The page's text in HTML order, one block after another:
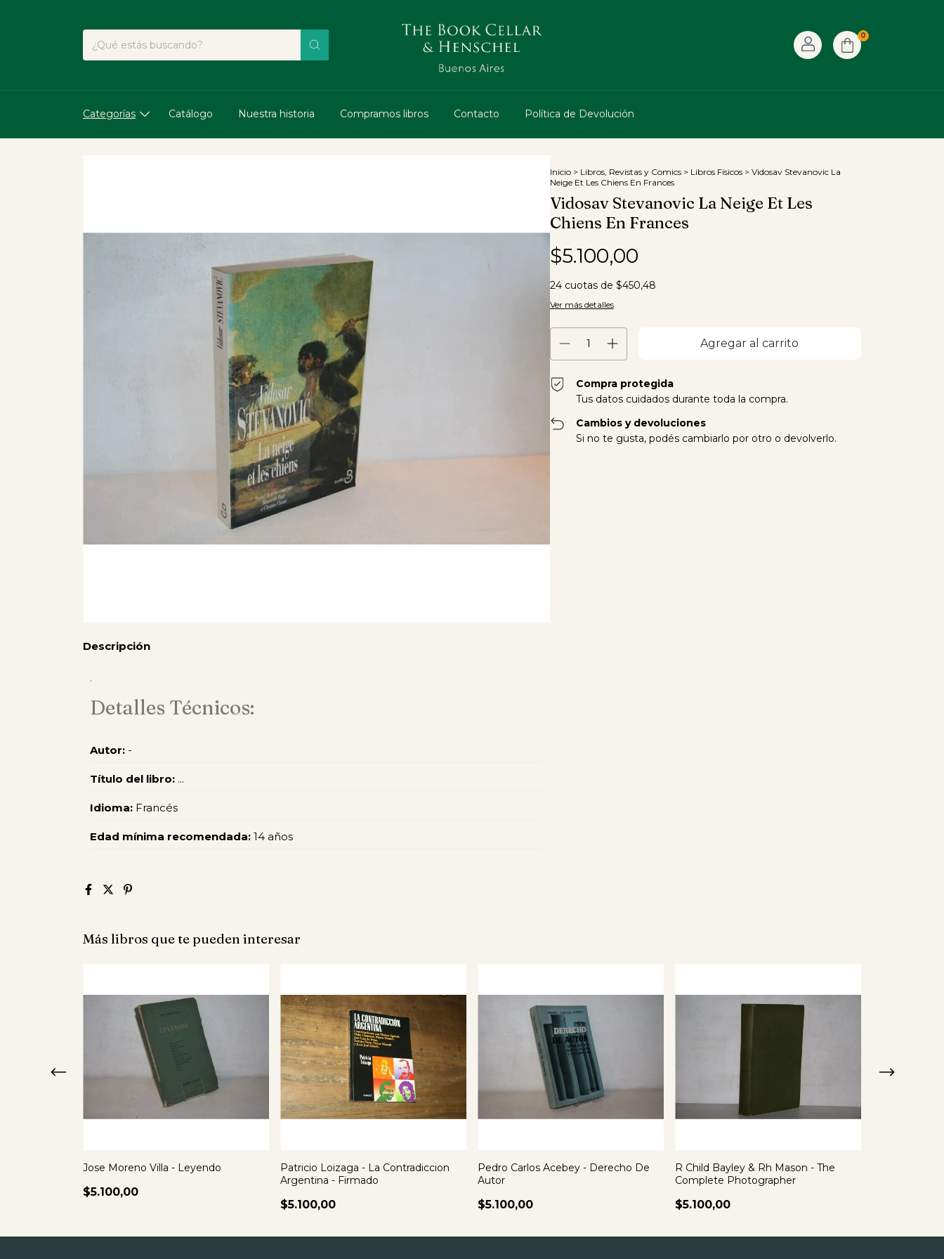
0
Categorías Catálogo Nuestra historia Compramos libros Contacto Política de Devolución
Inicio > Libros, Revistas y Comics > Libros Físicos > Vidosav Stevanovic La
Neige Et Les Chiens En Frances
Vidosav Stevanovic La Neige Et Les
Chiens En Frances
$5.100,00
24 cuotas de $450,48
Ver más detalles
Compra protegida
Tus datos cuidados durante toda la compra.
Cambios y devoluciones
Si no te gusta, podés cambiarlo por otro o devolverlo.
Descripción
.
Detalles Técnicos:
Autor: -
Título del libro: ...
Idioma: Francés
Edad mínima recomendada: 14 años
Más libros que te pueden interesar
Jose Moreno Villa - Leyendo
$5.100,00
Patricio Loizaga - La Contradiccion
Argentina - Firmado
$5.100,00
Pedro Carlos Acebey - Derecho De
Autor
$5.100,00
R Child Bayley & Rh Mason - The
Complete Photographer
$5.100,00